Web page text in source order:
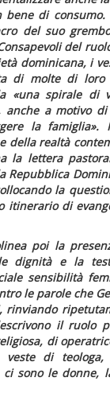
bene di
del suo
del
dominicana, i
di molte di loro
«una spirale di
anche a motivo
la famiglia».
della realtà
la lettera
Repubblica
la
itinerario di
poi la
dignità e la
sensibilità
le parole che
rinviando
il ruolo
di
di teologa,
ci sono le donne,